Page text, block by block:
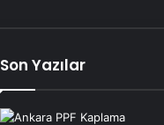
Son Yazılar